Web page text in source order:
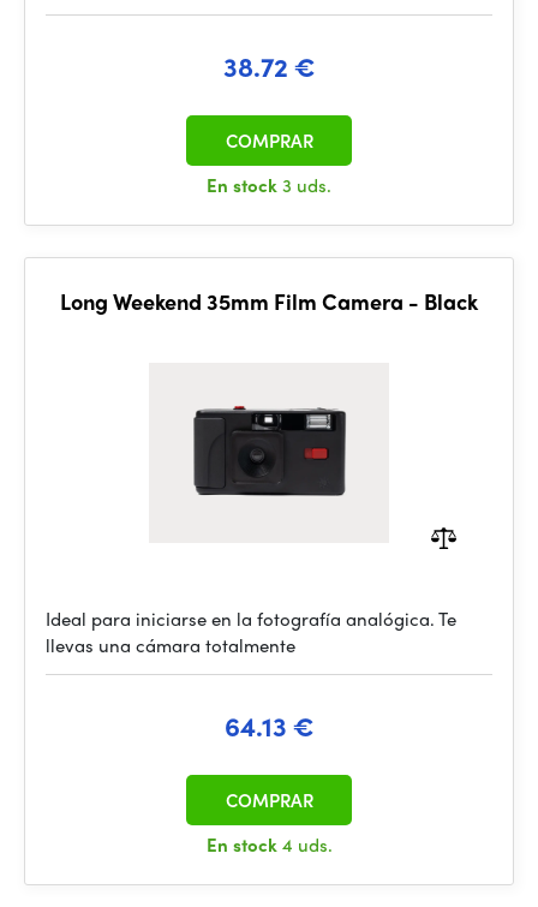
38.72 €
En stock3 uds.
COMPRAR
Long Weekend 35mm Film Camera - Black
Ideal para iniciarse en la fotografía analógica. Te
llevas una cámara totalmente
64.13 €
En stock4 uds.
COMPRAR